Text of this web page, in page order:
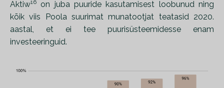
Aktiw16 on juba puuride kasutamisest loobunud ning
kõik viis Poola suurimat munatootjat teatasid 2020.
aastal, et ei tee puurisüsteemidesse enam
investeeringuid.